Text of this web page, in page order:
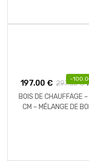
-
197.00 € 297.00€
BOIS DE CHAUFFAGE
CM – MÉLANGE DE